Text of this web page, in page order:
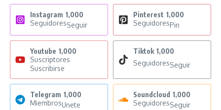
Instagram 1,000
SeguidoresSeguir
Pinterest 1,000
SeguidoresPin
Youtube 1,000
Suscriptores
Suscribirse
Tiktok 1,000
SeguidoresSeguir
Telegram 1,000
MiembrosUnete
Soundcloud 1,000
SeguidoresSeguir